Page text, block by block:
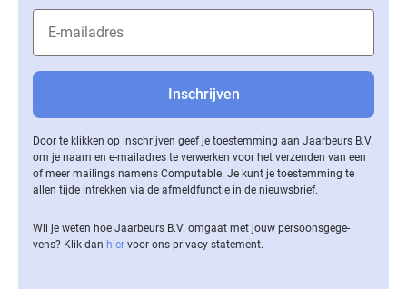
Door te klikken op inschrijven geef je toestemming aan Jaarbeurs B.V.
om je naam en e-mailadres te verwerken voor het verzenden van een
of meer mailings namens Computable. Je kunt je toestemming te
allen tijde intrekken via de af­meld­func­tie in de nieuwsbrief.
Wil je weten hoe Jaarbeurs B.V. omgaat met jouw per­soons­ge­ge­
vens? Klik dan hier voor ons privacy statement.